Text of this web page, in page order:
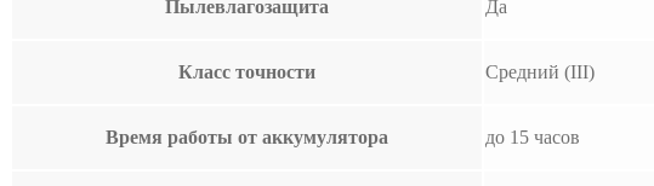
Пылевлагозащита Да
Класс точности Средний (III)
Время работы от аккумулятора до 15 часов